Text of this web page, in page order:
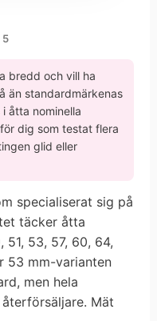
5
bredd och vill ha
än standardmärkenas
åtta nominella
dig som testat flera
glid eller
specialiserat sig på
täcker åtta
51, 53, 57, 60, 64,
53 mm-varianten
men hela
Mät